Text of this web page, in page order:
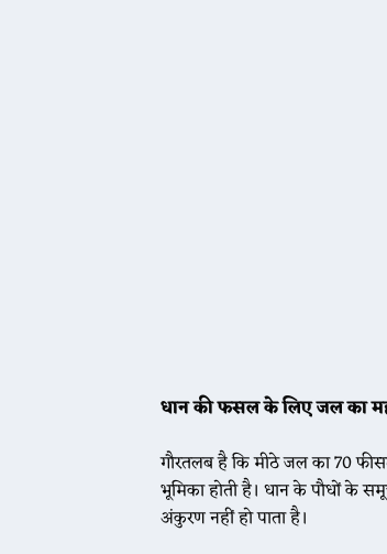
धान की फसल के लिए जल का
गौरतलब है कि मीठे जल का 70
भूमिका होती है। धान के पौधों के
अंकुरण नहीं हो पाता है।